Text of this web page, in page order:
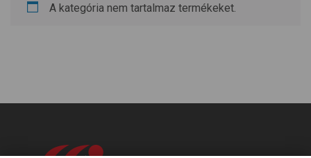
A kategória nem tartalmaz termékeket.